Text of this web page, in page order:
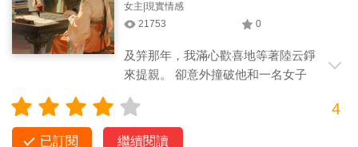
女主|現實情感
21753 0
及笄那年，我滿心歡喜地等著陸云錚
來提親。 卻意外撞破他和一名女子
玩笑之言，作不得數。」 我成了一個被未婚夫拋棄的姑娘，被
人指指點點。 于是，我轉身進了宮。 再相見時，陸云錚只能遠
4
已訂閱 繼續閱讀